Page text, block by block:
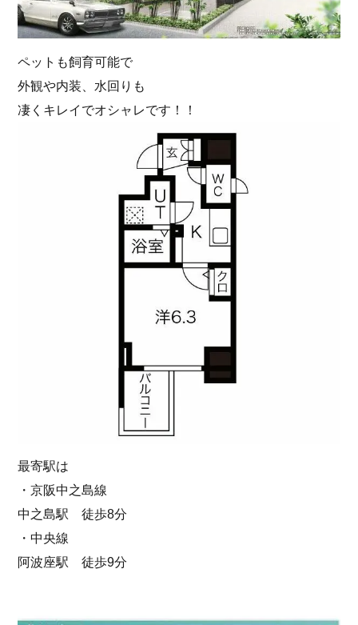
ペットも飼育可能で
外観や内装、水回りも
凄くキレイでオシャレです！！
最寄駅は
・京阪中之島線
中之島駅 徒歩8分
・中央線
阿波座駅 徒歩9分